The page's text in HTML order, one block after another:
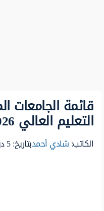
قائمة الجامعات
التعليم العالي 2026 سلطنة عمان
الكاتب:شادي أحمدبتاريخ: 5 ديسمبر 2025 , 13:07